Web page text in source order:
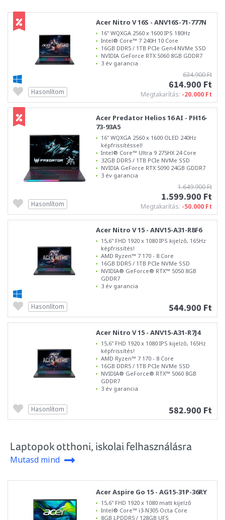
Acer Nitro V 16S - ANV16S-71-777N
16" WQXGA 2560 x 1600 IPS 180Hz
Intel® Core™ 7 240H 10 Core
16GB DDR5 / 1TB PCIe Gen4 NVMe SSD
NVIDIA GeForce RTX 5060 8GB GDDR7
3 év garancia
634.900 Ft
614.900 Ft
Megtakarítás: -20.000 Ft
Hasonlítom
Acer Predator Helios 16 AI - PH16-
73-93A5
16" WQXGA 2560 x 1600 OLED 240Hz
képfrissítéssel!
Intel® Core™ Ultra 9 275HX 24 Core
32GB DDR5 / 1TB PCIe NVMe SSD
NVIDIA GeForce RTX 5090 24GB GDDR7
3 év garancia
1.649.900 Ft
1.599.900 Ft
Megtakarítás: -50.000 Ft
Hasonlítom
Acer Nitro V 15 - ANV15-A31-R8F6
15,6" FHD 1920 x 1080 IPS kijelző, 165Hz
képfrissítés!
AMD Ryzen™ 7 170 - 8 Core
16GB DDR5 / 1TB PCIe NVMe SSD
NVIDIA® GeForce® RTX™ 5050 8GB
GDDR7
3 év garancia
544.900 Ft
Hasonlítom
Acer Nitro V 15 - ANV15-A31-R7J4
15,6" FHD 1920 x 1080 IPS kijelző, 165Hz
képfrissítés!
AMD Ryzen™ 7 170 - 8 Core
16GB DDR5 / 1TB PCIe NVMe SSD
NVIDIA® GeForce® RTX™ 5060 8GB
GDDR7
3 év garancia
582.900 Ft
Hasonlítom
Laptopok otthoni, iskolai felhasználásra
Mutasd mind
Acer Aspire Go 15 - AG15-31P-36RY
15,6" FHD 1920 x 1080 matt kijelző
Intel® Core™ i3-N305 Octa Core
8GB LPDDR5 / 128GB UFS